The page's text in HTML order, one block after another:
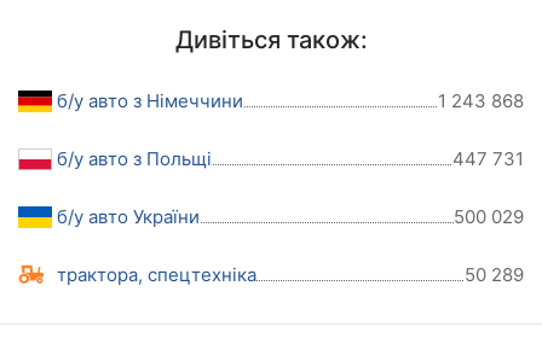
Дивіться також:
б/у авто з Німеччини 1 243 868
б/у авто з Польщі 447 731
б/у авто України 500 029
трактора, спецтехніка 50 289